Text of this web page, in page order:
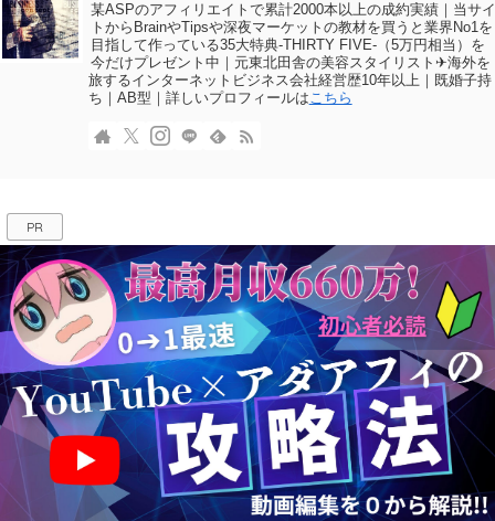
某ASPのアフィリエイトで累計2000本以上の成約実績｜当サ
トからBrainやTipsや深夜マーケットの教材を買うと業界No1を
目指して作っている35大特典-THIRTY FIVE-（5万円相当）を
今だけプレゼント中｜元東北田舎の美容スタイリスト✈海外を
旅するインターネットビジネス会社経営歴10年以上｜既婚子持
ち｜AB型｜詳しいプロフィールはこちら
PR